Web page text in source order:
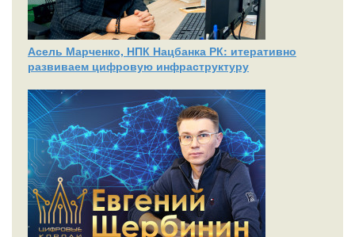
Асель Марченко, НПК Нацбанка РК: итеративно
развиваем цифровую инфраструктуру